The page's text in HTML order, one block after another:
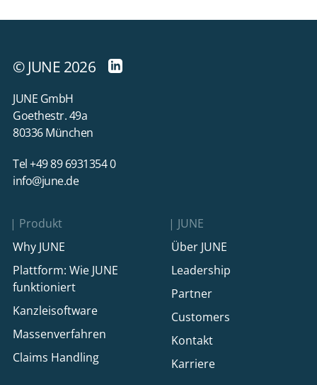
© JUNE 2026
JUNE GmbH
Goethestr. 49a
80336 München
Tel +49 89 6931354 0
info@june.de
Produkt
Why JUNE
Plattform: Wie JUNE
funktioniert
Kanzleisoftware
Massenverfahren
Claims Handling
JUNE
Über JUNE
Leadership
Partner
Customers
Kontakt
Karriere